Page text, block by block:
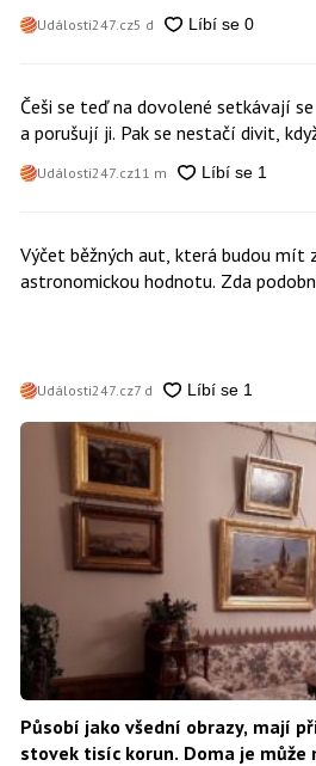
Události247.cz5 d
Češi se teď na dovolené setkávají
a porušují ji. Pak se nestačí divit,
Události247.cz11 m
Výčet běžných aut, která budou mít
astronomickou hodnotu. Zda
Události247.cz7 d
Působí jako všední obrazy, mají
stovek tisíc korun. Doma je může